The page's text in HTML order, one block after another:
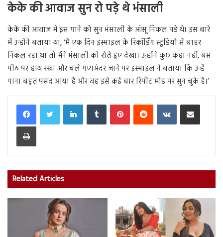
केके की आवाज सुन रो पड़े थे भंसाली
केके की आवाज में इस गाने को सुन भंसाली के आंसू निकल पड़े थे। इस बारे
में उन्होंने बताया था, ‘मैं एक दिन इस्माइल के रिकॉर्डिंग स्टूडियो से बाहर
निकल रहा था तो मैंने भंसाली को रोते हुए देखा। उन्होंने कुछ कहा नहीं, बस
पीठ पर हाथ रखा और चले गए।अंदर जाने पर इस्माइल ने बताया कि उन्हें
गाना बहुत पसंद आया है और वह इसे कई बार रिपीट मोड पर सुन चुके हैं।’
LinkedInTumblr PinterestReddit VKontakteShare via Email
Print
Related Articles